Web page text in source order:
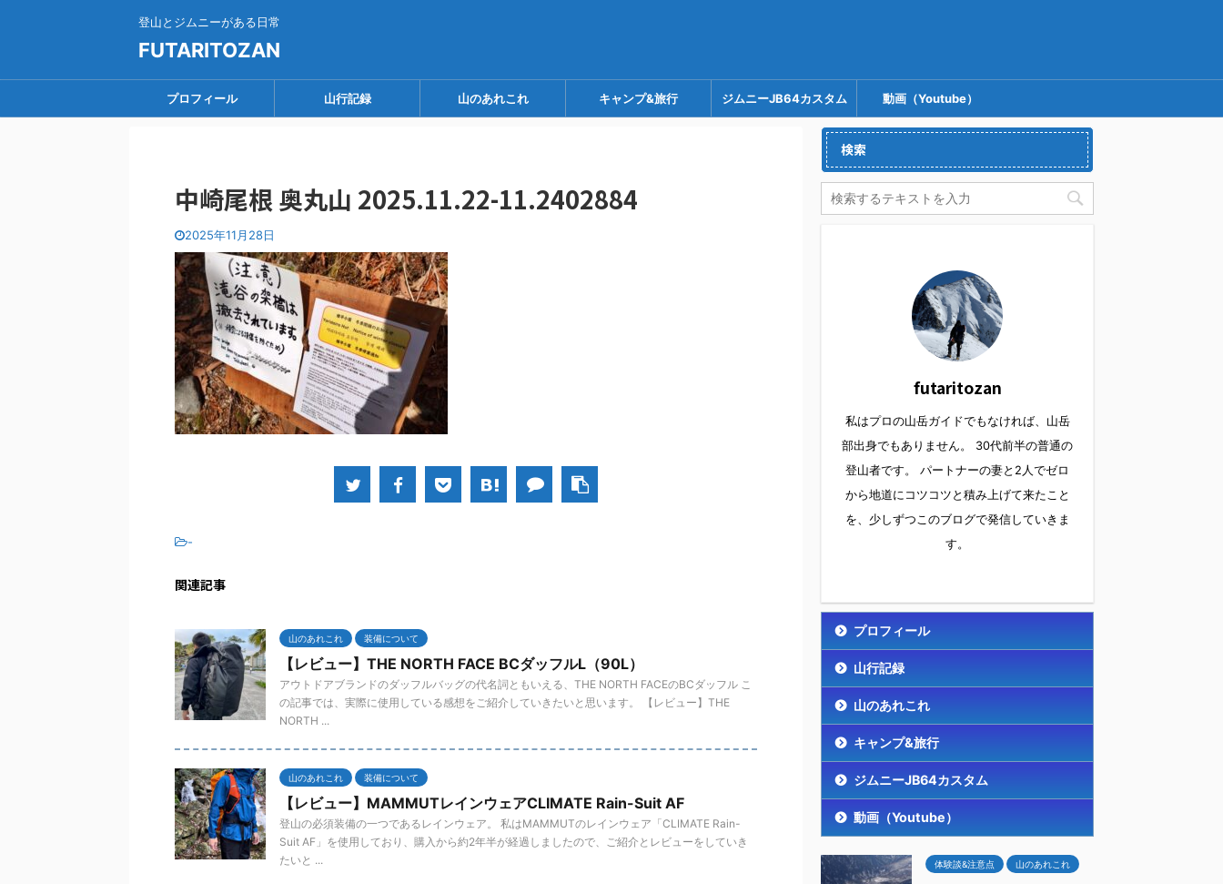
登山とジムニーがある日常
FUTARITOZAN
プロフィール 山行記録 山のあれこれ キャンプ&旅行 ジムニーJB64カスタム 動画（Youtube）
中崎尾根 奥丸山 2025.11.22-11.2402884
2025年11月28日
-
関連記事
山のあれこれ 装備について
【レビュー】THE NORTH FACE BCダッフルL（90L）
アウトドアブランドのダッフルバッグの代名詞ともいえる、THE NORTH FACEのBCダッフル こ
の記事では、実際に使用している感想をご紹介していきたいと思います。 【レビュー】THE
NORTH ...
山のあれこれ 装備について
【レビュー】MAMMUTレインウェアCLIMATE Rain-Suit AF
登山の必須装備の一つであるレインウェア。 私はMAMMUTのレインウェア「CLIMATE Rain-
Suit AF」を使用しており、購入から約2年半が経過しましたので、ご紹介とレビューをしていき
たいと ...
検索
futaritozan
私はプロの山岳ガイドでもなければ、山岳
部出身でもありません。 30代前半の普通の
登山者です。 パートナーの妻と2人でゼロ
から地道にコツコツと積み上げて来たこと
を、少しずつこのブログで発信していきま
す。
プロフィール
山行記録
山のあれこれ
キャンプ&旅行
ジムニーJB64カスタム
動画（Youtube）
体験談&注意点 山のあれこれ